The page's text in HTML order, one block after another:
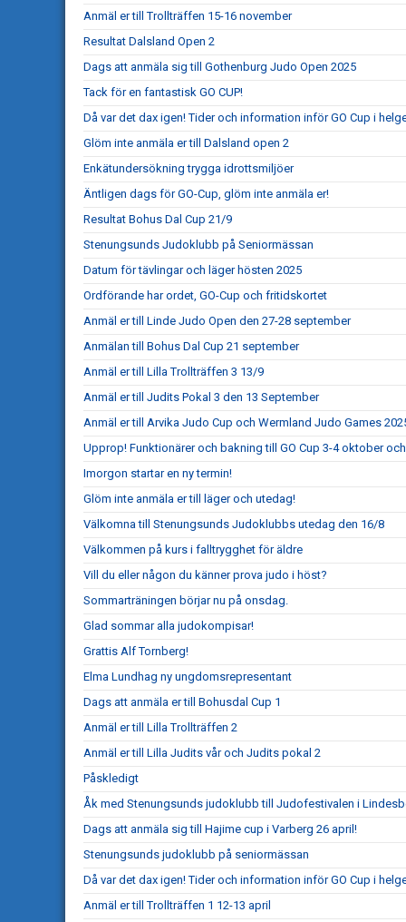
Anmäl er till Trollträffen 15-16 november
Resultat Dalsland Open 2
Dags att anmäla sig till Gothenburg Judo Open 2025
Tack för en fantastisk GO CUP!
Då var det dax igen! Tider och information inför GO Cup i
Glöm inte anmäla er till Dalsland open 2
Enkätundersökning trygga idrottsmiljöer
Äntligen dags för GO-Cup, glöm inte anmäla er!
Resultat Bohus Dal Cup 21/9
Stenungsunds Judoklubb på Seniormässan
Datum för tävlingar och läger hösten 2025
Ordförande har ordet, GO-Cup och fritidskortet
Anmäl er till Linde Judo Open den 27-28 september
Anmälan till Bohus Dal Cup 21 september
Anmäl er till Lilla Trollträffen 3 13/9
Anmäl er till Judits Pokal 3 den 13 September
Anmäl er till Arvika Judo Cup och Wermland Judo Games
Upprop! Funktionärer och bakning till GO Cup 3-4 oktober
Imorgon startar en ny termin!
Glöm inte anmäla er till läger och utedag!
Välkomna till Stenungsunds Judoklubbs utedag den 16/8
Välkommen på kurs i falltrygghet för äldre
Vill du eller någon du känner prova judo i höst?
Sommarträningen börjar nu på onsdag.
Glad sommar alla judokompisar!
Grattis Alf Tornberg!
Elma Lundhag ny ungdomsrepresentant
Dags att anmäla er till Bohusdal Cup 1
Anmäl er till Lilla Trollträffen 2
Anmäl er till Lilla Judits vår och Judits pokal 2
Påskledigt
Åk med Stenungsunds judoklubb till Judofestivalen i
Dags att anmäla sig till Hajime cup i Varberg 26 april!
Stenungsunds judoklubb på seniormässan
Då var det dax igen! Tider och information inför GO Cup i
Anmäl er till Trollträffen 1 12-13 april